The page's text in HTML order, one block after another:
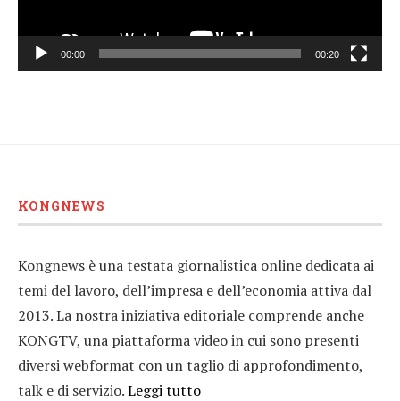
00:00 00:20
KONGNEWS
Kongnews è una testata giornalistica online dedicata ai
temi del lavoro, dell’impresa e dell’economia attiva dal
2013. La nostra iniziativa editoriale comprende anche
KONGTV, una piattaforma video in cui sono presenti
diversi webformat con un taglio di approfondimento,
talk e di servizio.Leggi tutto